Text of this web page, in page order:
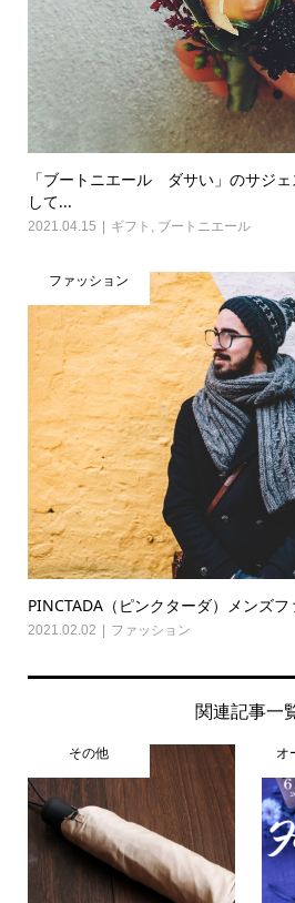
「ブートニエール ダサい」のサジ
して...
2021.04.15 ギフト , ブートニエール
ファッション
PINCTADA（ピンクターダ）メンズ
2021.02.02 ファッション
関連記事一
その他 オ